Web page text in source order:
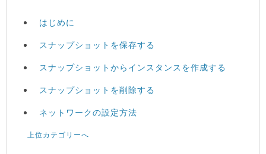
はじめに
スナップショットを保存する
スナップショットからインスタンスを作成する
スナップショットを削除する
ネットワークの設定方法
上位カテゴリーへ